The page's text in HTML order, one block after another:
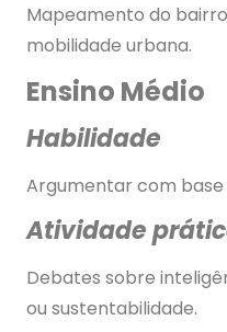
Mapeamento do
mobilidade urbana.
Ensino Médio
Habilidade
Argumentar com base
Atividade
Debates sobre
ou sustentabilidade.